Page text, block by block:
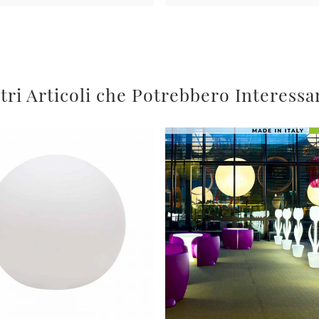
Articoli che Potrebbero